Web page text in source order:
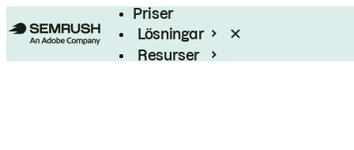
Priser
Lösningar
Resurser